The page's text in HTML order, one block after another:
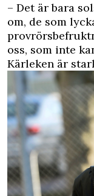
– Det är bara
om, de som
oss, som inte
Kärleken är